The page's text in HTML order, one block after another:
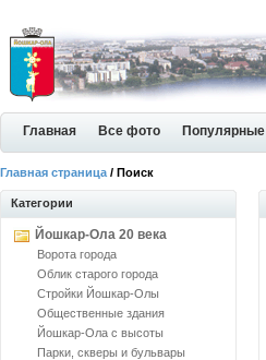
Главная Все фото Популярные
Главная страница / Поиск
Категории
Йошкар-Ола 20 века
Ворота города
Облик старого города
Стройки Йошкар-Олы
Общественные здания
Йошкар-Ола с высоты
Парки, скверы и бульвары